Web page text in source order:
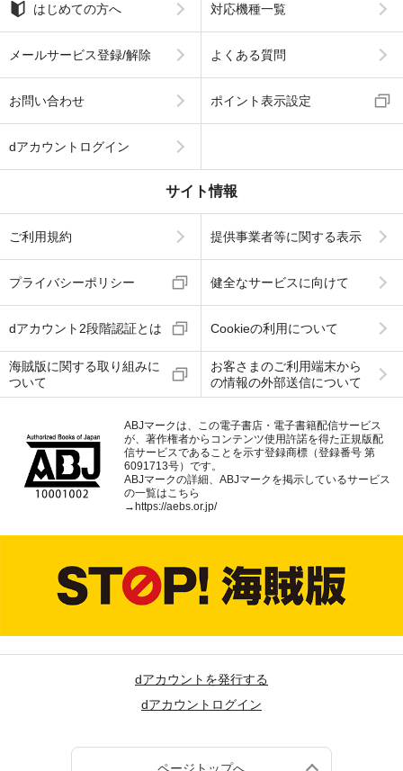
はじめての方へ 対応機種一覧
メールサービス登録/解除 よくある質問
お問い合わせ ポイント表示設定
dアカウントログイン
サイト情報
ご利用規約 提供事業者等に関する表示
プライバシーポリシー 健全なサービスに向けて
dアカウント2段階認証とは Cookieの利用について
海賊版に関する取り組みに
ついて
お客さまのご利用端末から
の情報の外部送信について
ABJマークは、この電子書店・電子書籍配信サービス
が、著作権者からコンテンツ使用許諾を得た正規版配
信サービスであることを示す登録商標（登録番号 第
6091713号）です。
ABJマークの詳細、ABJマークを掲示しているサービス
の一覧はこちら
→ https://aebs.or.jp/
dアカウントを発行する
dアカウントログイン